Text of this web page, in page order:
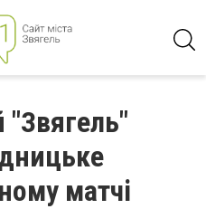
матчі